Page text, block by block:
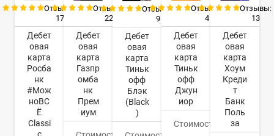
Отзывы:
17
Дебет
овая
карта
Росба
нк
#Мож
ноВС
Ё
Classi
Отзывы:
22
Дебет
овая
карта
Газпр
омба
нк
Прем
иум
Отзывы:
9
Дебет
овая
карта
Тиньк
офф
Блэк
(Black
)
Отзывы:
4
Дебет
овая
карта
Тиньк
офф
Джун
иор
Стоимость
Отзывы:
13
Дебет
овая
карта
Хоум
Креди
т
Банк
Поль
за